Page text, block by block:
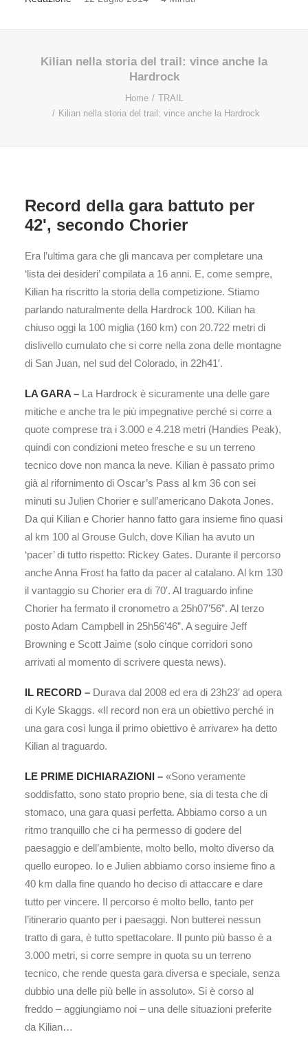
Kilian nella storia del trail: vince anche la
Hardrock
Home
TRAIL
Kilian nella storia del trail: vince anche la Hardrock
Record della gara battuto per
42', secondo Chorier
Era l’ultima gara che gli mancava per completare una
‘lista dei desideri’ compilata a 16 anni. E, come sempre,
Kilian ha riscritto la storia della competizione. Stiamo
parlando naturalmente della Hardrock 100. Kilian ha
chiuso oggi la 100 miglia (160 km) con 20.722 metri di
dislivello cumulato che si corre nella zona delle montagne
di San Juan, nel sud del Colorado, in 22h41′.
LA GARA – La Hardrock è sicuramente una delle gare
mitiche e anche tra le più impegnative perché si corre a
quote comprese tra i 3.000 e 4.218 metri (Handies Peak),
quindi con condizioni meteo fresche e su un terreno
tecnico dove non manca la neve. Kilian è passato primo
già al rifornimento di Oscar’s Pass al km 36 con sei
minuti su Julien Chorier e sull’americano Dakota Jones.
Da qui Kilian e Chorier hanno fatto gara insieme fino quasi
al km 100 al Grouse Gulch, dove Kilian ha avuto un
‘pacer’ di tutto rispetto: Rickey Gates. Durante il percorso
anche Anna Frost ha fatto da pacer al catalano. Al km 130
il vantaggio su Chorier era di 70′. Al traguardo infine
Chorier ha fermato il cronometro a 25h07’56”. Al terzo
posto Adam Campbell in 25h56’46”. A seguire Jeff
Browning e Scott Jaime (solo cinque corridori sono
arrivati al momento di scrivere questa news).
IL RECORD – Durava dal 2008 ed era di 23h23′ ad opera
di Kyle Skaggs. «Il record non era un obiettivo perché in
una gara così lunga il primo obiettivo è arrivare» ha detto
Kilian al traguardo.
LE PRIME DICHIARAZIONI – «Sono veramente
soddisfatto, sono stato proprio bene, sia di testa che di
stomaco, una gara quasi perfetta. Abbiamo corso a un
ritmo tranquillo che ci ha permesso di godere del
paesaggio e dell’ambiente, molto bello, molto diverso da
quello europeo. Io e Julien abbiamo corso insieme fino a
40 km dalla fine quando ho deciso di attaccare e dare
tutto per vincere. Il percorso è molto bello, tanto per
l’itinerario quanto per i paesaggi. Non butterei nessun
tratto di gara, è tutto spettacolare. Il punto più basso è a
3.000 metri, si corre sempre in quota su un terreno
tecnico, che rende questa gara diversa e speciale, senza
dubbio una delle più belle in assoluto». Si è corso al
freddo – aggiungiamo noi – una delle situazioni preferite
da Kilian…